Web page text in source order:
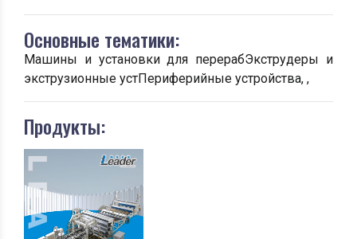
Основные тематики:
Машины и установки для перерабЭкструдеры и
экструзионные устПериферийные устройства, ,
Продукты: